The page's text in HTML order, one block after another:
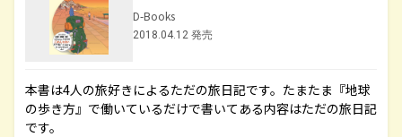
D-Books
2018.04.12 発売
本書は4人の旅好きによるただの旅日記です。たまたま『地球
の歩き方』で働いているだけで書いてある内容はただの旅日記
です。